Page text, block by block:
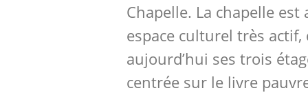
Chapelle. La chapelle est
espace culturel très actif,
aujourd’hui ses trois
centrée sur le livre